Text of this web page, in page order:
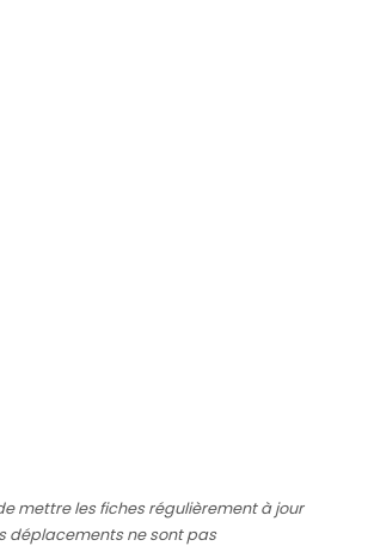
mettre les fiches régulièrement à jour
déplacements ne sont pas